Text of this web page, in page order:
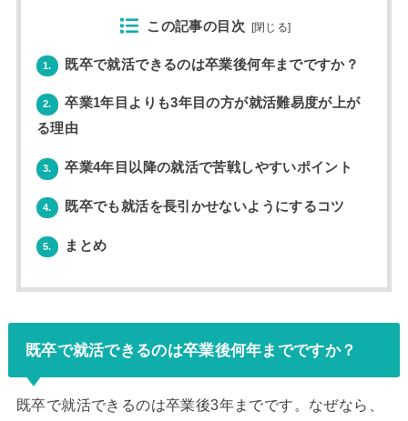
この記事の目次 [閉じる]
1. 既卒で就活できるのは卒業後何年までですか？
2.
卒業1年目よりも3年目の方が就活難易度が上が
る理由
3. 卒業4年目以降の就活で苦戦しやすいポイント
4. 既卒でも就活を長引かせないようにするコツ
5. まとめ
既卒で就活できるのは卒業後何年までですか？
既卒で就活できるのは卒業後3年までです。なぜなら、